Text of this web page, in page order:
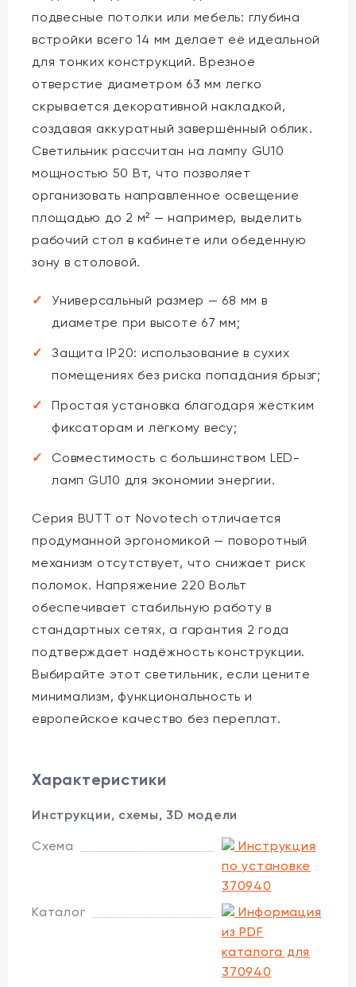
подвесные потолки или мебель: глубина
встройки всего 14 мм делает её идеальной
для тонких конструкций. Врезное
отверстие диаметром 63 мм легко
скрывается декоративной накладкой,
создавая аккуратный завершённый облик.
Светильник рассчитан на лампу GU10
мощностью 50 Вт, что позволяет
организовать направленное освещение
площадью до 2 м² — например, выделить
рабочий стол в кабинете или обеденную
зону в столовой.
Универсальный размер — 68 мм в
диаметре при высоте 67 мм;
Защита IP20: использование в сухих
помещениях без риска попадания брызг;
Простая установка благодаря жёстким
фиксаторам и лёгкому весу;
Совместимость с большинством LED-
ламп GU10 для экономии энергии.
Серия BUTT от Novotech отличается
продуманной эргономикой — поворотный
механизм отсутствует, что снижает риск
поломок. Напряжение 220 Вольт
обеспечивает стабильную работу в
стандартных сетях, а гарантия 2 года
подтверждает надёжность конструкции.
Выбирайте этот светильник, если цените
минимализм, функциональность и
европейское качество без переплат.
Характеристики
Инструкции, схемы, 3D модели
Схема
Инструкция
по установке
370940
Каталог
Информация
из PDF
каталога для
370940